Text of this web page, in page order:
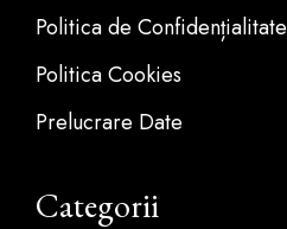
Politica de Confidențialitate
Politica Cookies
Prelucrare Date
Categorii